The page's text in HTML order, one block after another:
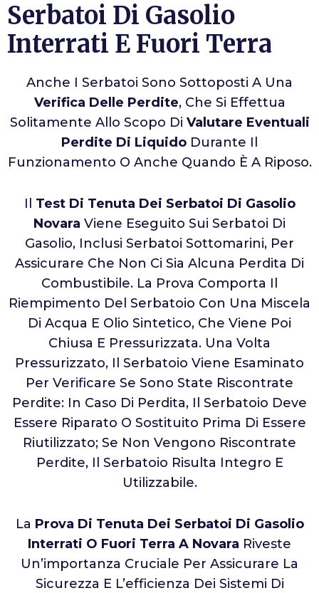
Serbatoi Di Gasolio
Interrati E Fuori Terra
Anche I Serbatoi Sono Sottoposti A Una
Verifica Delle Perdite, Che Si Effettua
Solitamente Allo Scopo Di Valutare Eventuali
Perdite Di Liquido Durante Il
Funzionamento O Anche Quando È A Riposo.
Il Test Di Tenuta Dei Serbatoi Di Gasolio
Novara Viene Eseguito Sui Serbatoi Di
Gasolio, Inclusi Serbatoi Sottomarini, Per
Assicurare Che Non Ci Sia Alcuna Perdita Di
Combustibile. La Prova Comporta Il
Riempimento Del Serbatoio Con Una Miscela
Di Acqua E Olio Sintetico, Che Viene Poi
Chiusa E Pressurizzata. Una Volta
Pressurizzato, Il Serbatoio Viene Esaminato
Per Verificare Se Sono State Riscontrate
Perdite: In Caso Di Perdita, Il Serbatoio Deve
Essere Riparato O Sostituito Prima Di Essere
Riutilizzato; Se Non Vengono Riscontrate
Perdite, Il Serbatoio Risulta Integro E
Utilizzabile.
La Prova Di Tenuta Dei Serbatoi Di Gasolio
Interrati O Fuori Terra A Novara Riveste
Un’importanza Cruciale Per Assicurare La
Sicurezza E L’efficienza Dei Sistemi Di